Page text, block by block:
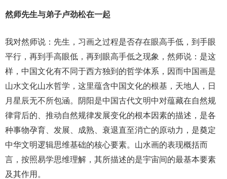
然师先生与弟子卢劲松在一起
我对然师说：先生，习画之过程是否存在眼高手低，到手眼
平行，再到手高眼低，再到眼高手低之现象，然师说：是这
样，中国文化有不同于西方独到的哲学体系，因而中国画是
山水文化山水哲学，这里蕴含中国文化的根基，天地人，日
月星辰无不所包涵。阴阳是中国古代文明中对蕴藏在自然规
律背后的、推动自然规律发展变化的根本因素的描述，是各
种事物孕育、发展、成熟、衰退直至消亡的原动力，是奠定
中华文明逻辑思维基础的核心要素。山水画的表现概括而
言，按照易学思维理解，其所描述的是宇宙间的最基本要素
及其作用。